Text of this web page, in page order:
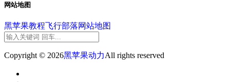
网站地图
黑苹果教程飞行部落网站地图
Copyright © 2026黑苹果动力All rights reserved